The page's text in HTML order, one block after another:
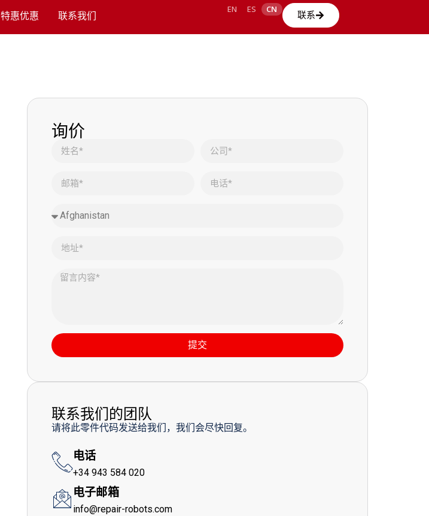
特惠优惠 联系我们 EN ES CN
联系
询价
提交
联系我们的团队
请将此零件代码发送给我们，我们会尽快回复。
电话
+34 943 584 020
电子邮箱
info@repair-robots.com